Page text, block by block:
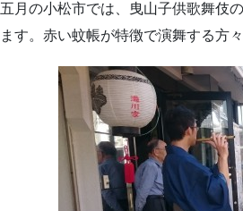
五月の小松市では、曳山子供歌舞伎
ます。赤い蚊帳が特徴で演舞する方